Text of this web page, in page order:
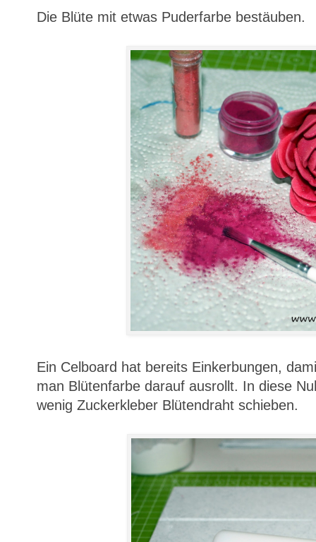
Die Blüte mit etwas Puderfarbe bestäuben.
Ein Celboard hat bereits Einkerbungen,
man Blütenfarbe darauf ausrollt. In diese
wenig Zuckerkleber Blütendraht schieben.